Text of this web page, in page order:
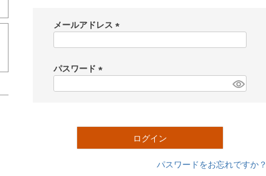
メールアドレス
)
パスワード
ログイン
パスワードをお忘れですか？